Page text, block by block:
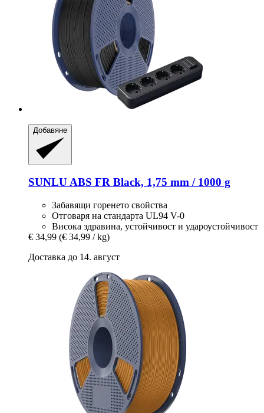
Добавяне
SUNLUABS FR Black, 1,75 mm / 1000 g
Забавящи горенето свойства
Отговаря на стандарта UL94 V-0
Висока здравина, устойчивост и удароустойчивост
€ 34,99 (€ 34,99 / kg)
Доставка до 14. август